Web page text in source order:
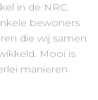
in de NRC.
bewoners
die wij samen
Mooi is
manieren